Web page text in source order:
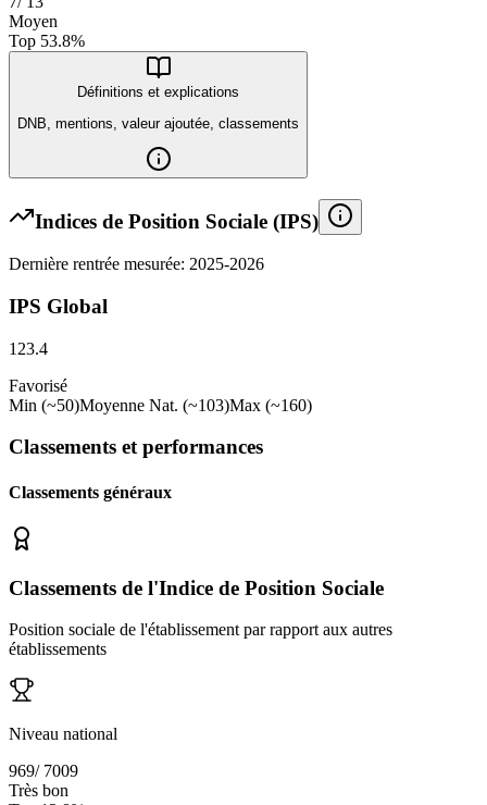
Moyen
Top 53.8%
Définitions et explications
DNB, mentions, valeur ajoutée, classements
Indices de Position Sociale (IPS)
Dernière rentrée mesurée: 2025-2026
IPS Global
123.4
Favorisé
Min (~50)Moyenne Nat. (~103)Max (~160)
Classements et performances
Classements généraux
Classements de l'Indice de Position Sociale
Position sociale de l'établissement par rapport aux autres
établissements
Niveau national
969/ 7009
Très bon